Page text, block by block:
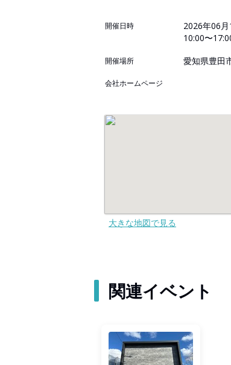
開催日時
2026年06
10:00〜
開催場所 愛知県豊田
会社ホームページ
大きな地図で見る
関連イベント